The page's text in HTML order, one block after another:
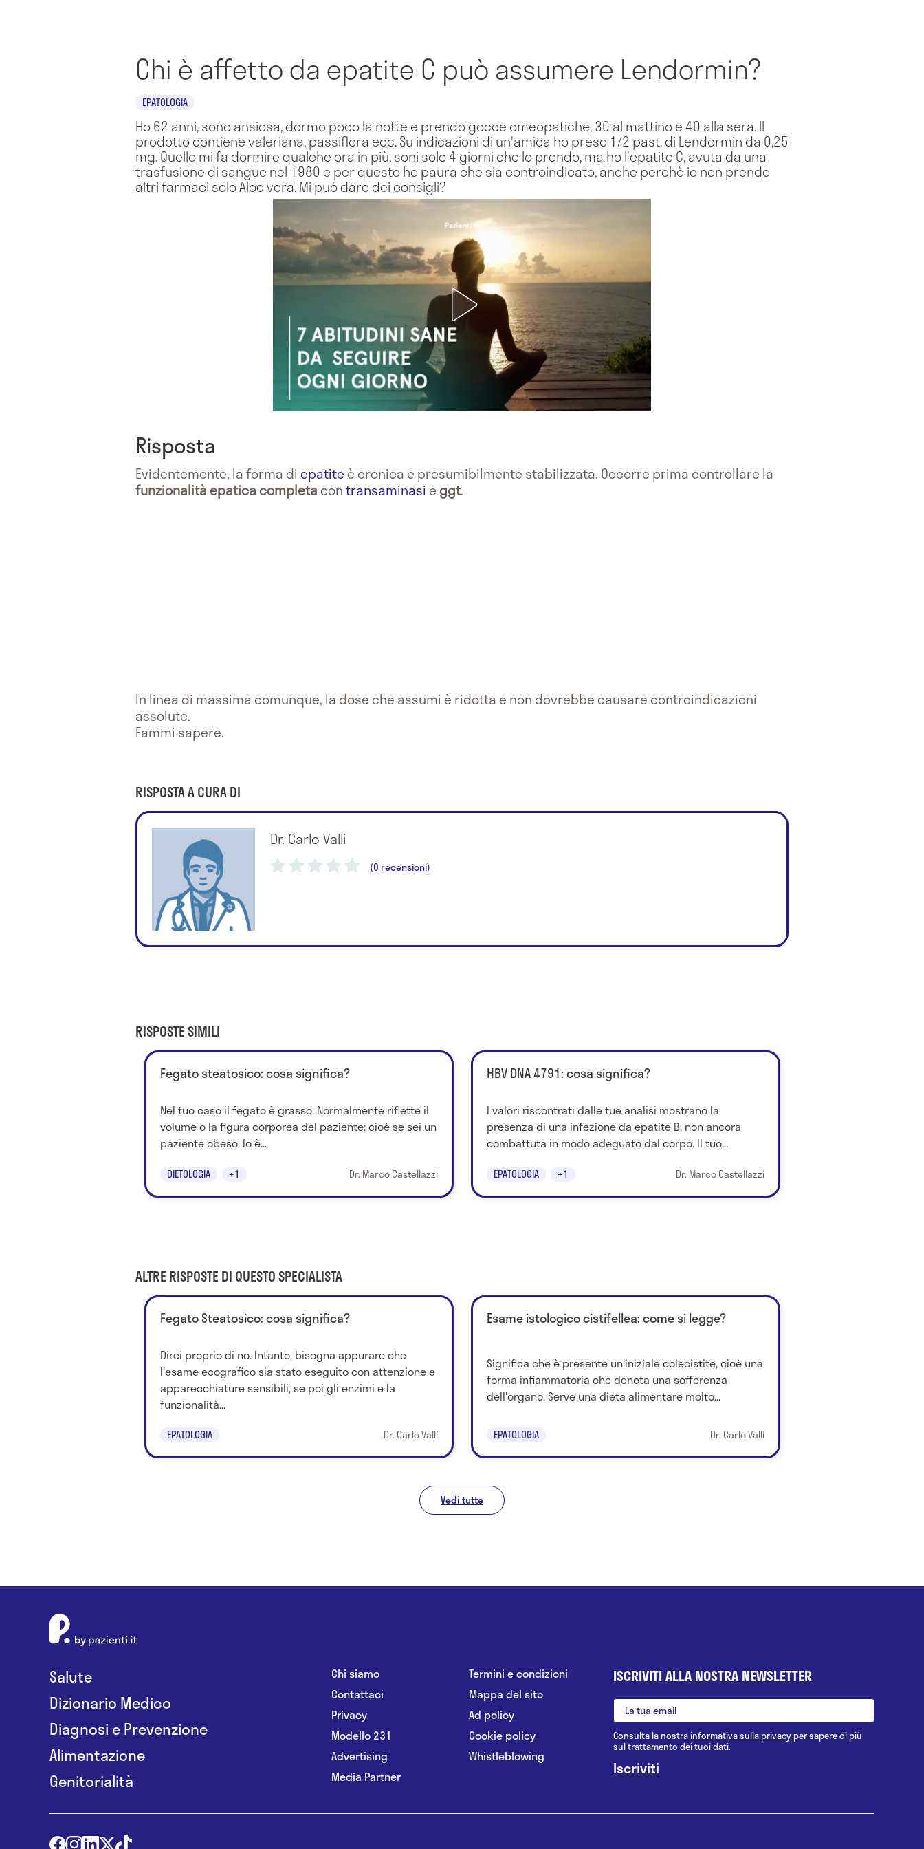
Chi è affetto da epatite C può assumere Lendormin?
EPATOLOGIA
Ho 62 anni, sono ansiosa, dormo poco la notte e prendo gocce omeopatiche, 30 al mattino e 40 alla sera. Il
prodotto contiene valeriana, passiflora ecc. Su indicazioni di un'amica ho preso 1/2 past. di Lendormin da 0,25
mg. Quello mi fa dormire qualche ora in più, soni solo 4 giorni che lo prendo, ma ho l'epatite C, avuta da una
trasfusione di sangue nel 1980 e per questo ho paura che sia controindicato, anche perchè io non prendo
altri farmaci solo Aloe vera. Mi può dare dei consigli?
Risposta
Evidentemente, la forma diepatiteè cronica e presumibilmente stabilizzata. Occorre prima controllare la
funzionalità epatica completacontransaminasieggt.
In linea di massima comunque, la dose che assumi è ridotta e non dovrebbe causare controindicazioni
assolute.
Fammi sapere.
RISPOSTA A CURA DI
Dr. Carlo Valli
(0 recensioni)
RISPOSTE SIMILI
Fegato steatosico: cosa significa?
Nel tuo caso il fegato è grasso. Normalmente riflette il
volume o la figura corporea del paziente: cioè se sei un
paziente obeso, lo è...
DIETOLOGIA +1 Dr. Marco Castellazzi
HBV DNA 4791: cosa significa?
I valori riscontrati dalle tue analisi mostrano la
presenza di una infezione da epatite B, non ancora
combattuta in modo adeguato dal corpo. Il tuo...
EPATOLOGIA +1 Dr. Marco Castellazzi
ALTRE RISPOSTE DI QUESTO SPECIALISTA
Fegato Steatosico: cosa significa?
Direi proprio di no. Intanto, bisogna appurare che
l'esame ecografico sia stato eseguito con attenzione e
apparecchiature sensibili, se poi gli enzimi e la
funzionalità...
EPATOLOGIA Dr. Carlo Valli
Esame istologico cistifellea: come si legge?
Significa che è presente un'iniziale colecistite, cioè una
forma infiammatoria che denota una sofferenza
dell'organo. Serve una dieta alimentare molto...
EPATOLOGIA Dr. Carlo Valli
Vedi tutte
Salute
Dizionario Medico
Diagnosi e Prevenzione
Alimentazione
Genitorialità
Chi siamo
Contattaci
Privacy
Modello 231
Advertising
Media Partner
Termini e condizioni
Mappa del sito
Ad policy
Cookie policy
Whistleblowing
ISCRIVITI ALLA NOSTRA NEWSLETTER
Consulta la nostrainformativa sulla privacy per sapere di più
sul trattamento dei tuoi dati.